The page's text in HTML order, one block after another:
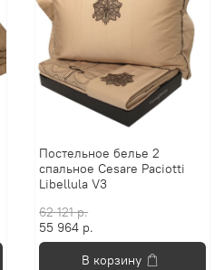
Постельное белье 2
спальное Cesare Paciotti
Libellula V3
62 121 р.
55 964 р.
В корзину